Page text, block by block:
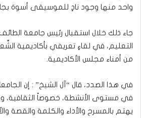
واحد منها وجود نادٍ للموسيقى أسوة
جاء ذلك خلال استقبال رئيس جامعة
التعليم، في لقاءٍ تعريفي بأكاديمية
من أمناء مجلس الأكاديمية.
في هذا الصدد، قال “آل الشيخ” : إن
في مستوى الأنشطة، خصوصاً الثقافية،
يهتم بالمسرح والأداء والكلمة والقصة